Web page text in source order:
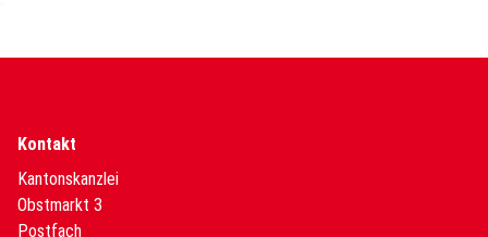
Kontakt
Kantonskanzlei
Obstmarkt 3
Postfach